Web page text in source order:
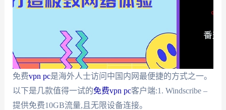
免费vpn pc是海外人士访问中国内网最便捷的方式之一。
以下是几款值得一试的免费vpn pc客户端:1. Windscribe –
提供免费10GB流量,且无限设备连接。